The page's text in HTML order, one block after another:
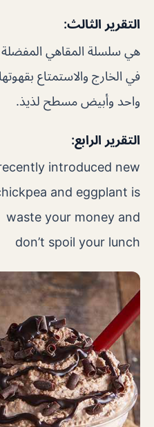
التقرير الثالث:
هي سلسلة المقاهي المفضلة
في الخارج والاستمتاع
واحد وأبيض مسطح لذيذ.
التقرير الرابع:
introduced new
and eggplant is
waste your money and
don’t spoil your lunch